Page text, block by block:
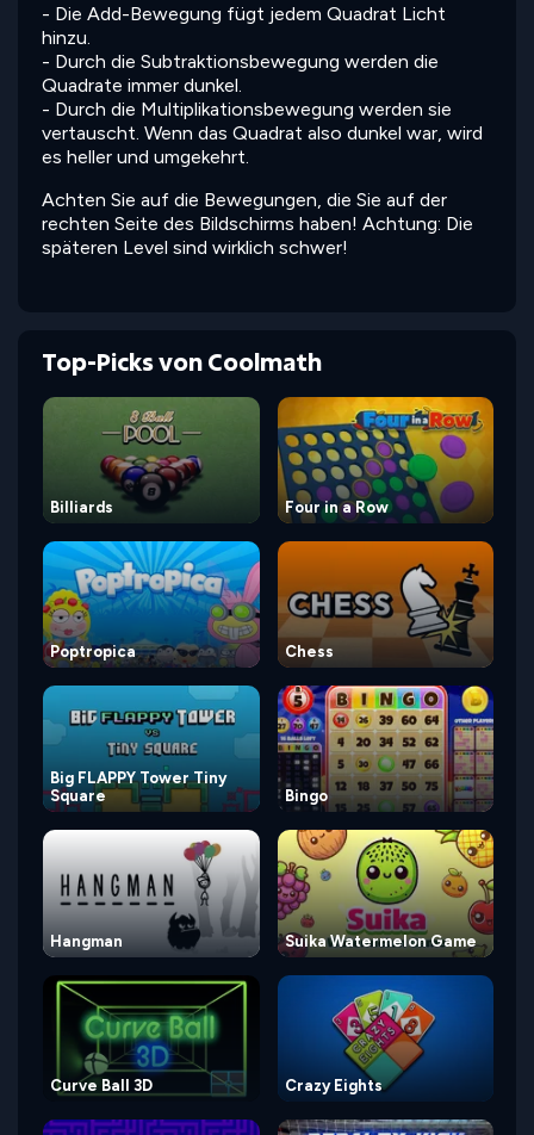
- Die Add-Bewegung fügt jedem Quadrat Licht
hinzu.
- Durch die Subtraktionsbewegung werden die
Quadrate immer dunkel.
- Durch die Multiplikationsbewegung werden sie
vertauscht. Wenn das Quadrat also dunkel war, wird
es heller und umgekehrt.
Achten Sie auf die Bewegungen, die Sie auf der
rechten Seite des Bildschirms haben! Achtung: Die
späteren Level sind wirklich schwer!
Top-Picks von Coolmath
Billiards Four in a Row
Poptropica Chess
Big FLAPPY Tower Tiny
Square
Bingo
Hangman Suika Watermelon Game
Curve Ball 3D Crazy Eights